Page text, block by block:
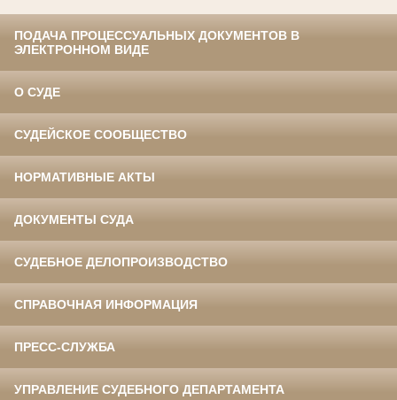
ПОДАЧА ПРОЦЕССУАЛЬНЫХ ДОКУМЕНТОВ В
ЭЛЕКТРОННОМ ВИДЕ
О СУДЕ
СУДЕЙСКОЕ СООБЩЕСТВО
НОРМАТИВНЫЕ АКТЫ
ДОКУМЕНТЫ СУДА
СУДЕБНОЕ ДЕЛОПРОИЗВОДСТВО
СПРАВОЧНАЯ ИНФОРМАЦИЯ
ПРЕСС-СЛУЖБА
УПРАВЛЕНИЕ СУДЕБНОГО ДЕПАРТАМЕНТА